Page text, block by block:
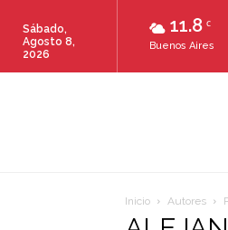
11.8 C
Buenos Aires
Sábado,
Agosto 8,
2026
Inicio Autores